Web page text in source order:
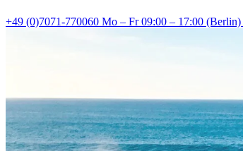
+49 (0)7071-770060 Mo – Fr 09:00 – 17:00 (Berlin)